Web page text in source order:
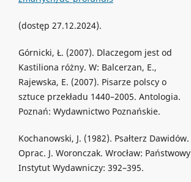
(dostęp 27.12.2024).
Górnicki, Ł. (2007). Dlaczegom jest od
Kastiliona różny. W: Balcerzan, E.,
Rajewska, E. (2007). Pisarze polscy o
sztuce przekładu 1440–2005. Antologia.
Poznań: Wydawnictwo Poznańskie.
Kochanowski, J. (1982). Psałterz Dawidów.
Oprac. J. Woronczak. Wrocław: Państwowy
Instytut Wydawniczy: 392–395.